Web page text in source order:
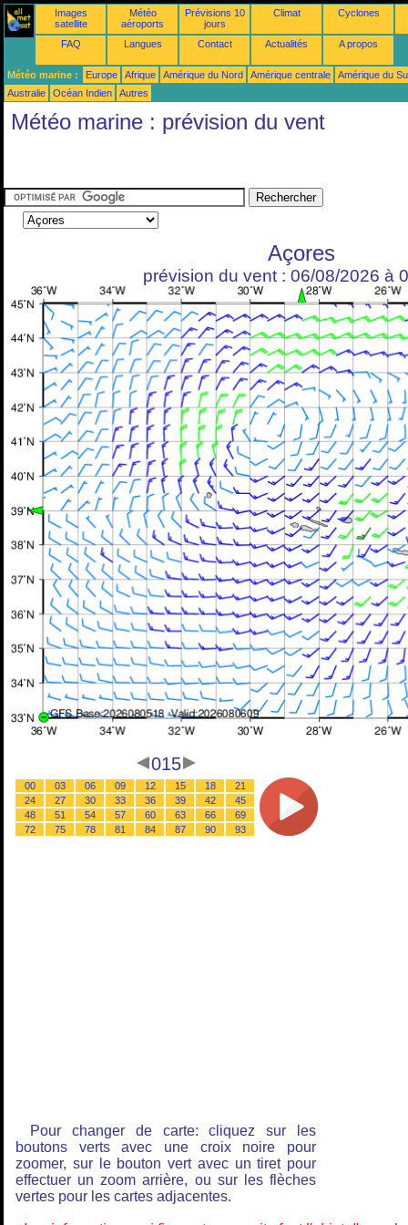
Images
satellite
Météo
aéroports
Prévisions 10
jours
Climat Cyclones
FAQ Langues Contact Actualités A propos
Météo marine : Europe Afrique Amérique du Nord Amérique centrale
Amérique du
Australie
Océan Indien Autres
Météo marine : prévision du vent
Açores
prévision du vent : 06/08/2026 à
015
00 03 06 09 12 15 18
21
24
27 30 33 36 39 42
45
48
51 54 57 60 63 66
69
72
75 78 81 84 87 90 93
Pour changer de carte: cliquez sur les
boutons verts avec une croix noire pour
zoomer, sur le bouton vert avec un tiret pour
effectuer un zoom arrière, ou sur les flèches
vertes pour les cartes adjacentes.